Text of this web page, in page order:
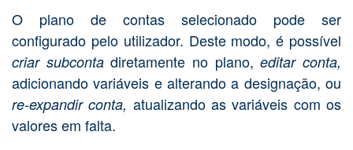
O plano de contas selecionado pode ser
configurado pelo utilizador. Deste modo, é possível
criar subcontadiretamente no plano,editar conta,
adicionando variáveis e alterando a designação, ou
re-expandir conta, atualizando as variáveis com os
valores em falta.